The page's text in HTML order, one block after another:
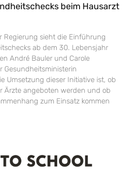
beim Hausarzt
Regierung sieht die Einführung
ab dem 30. Lebensjahr
André Bauler und Carole
Gesundheitsministerin
Umsetzung dieser Initiative ist, ob
Ärzte angeboten werden und ob
zum Einsatz kommen